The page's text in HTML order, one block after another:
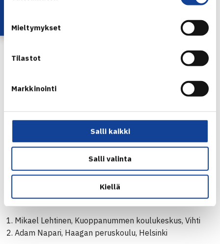
Mieltymykset
Tilastot
Markkinointi
Salli kaikki
Salli valinta
Kiellä
Ellen Herler / Ruut Virolainen, Porolahden peruskoulu,
Helsinki
Max Kärkkäinen / Benjamin Kellokoski,
Alakoulu stage 1- luokka, tytöt:
Sonia Sirenius, Munkkiniemen alakoulu, Helsinki
Siiri Metsäranta, Hiekkaharjun alakoulu, Vantaa
Alakoulu stage 1- luokka, pojat:
Mikael Lehtinen, Kuoppanummen koulukeskus, Vihti
Adam Napari, Haagan peruskoulu, Helsinki